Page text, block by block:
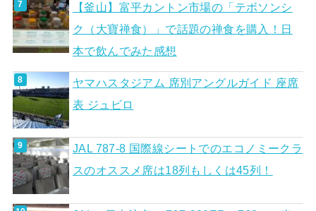
【釜山】富平カントン市場の「テボソンシ
ク（大寶禅食）」で話題の禅食を購入！日
本で飲んでみた感想
ヤマハスタジアム 席別アングルガイド 座席
表 ジュビロ
JAL 787-8 国際線シートでのエコノミークラ
スのオススメ席は18列もしくは45列！